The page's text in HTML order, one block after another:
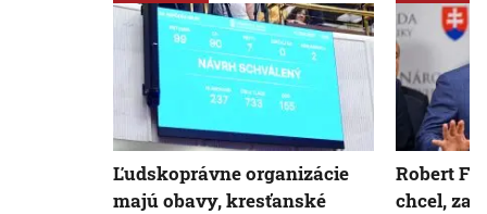
Ľudskoprávne organizácie
majú obavy, kresťanské
Robert
chcel,